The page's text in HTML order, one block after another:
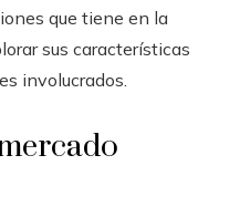
que tiene en la
sus características
involucrados.